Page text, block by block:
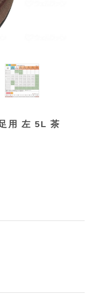
用 左 5L 茶